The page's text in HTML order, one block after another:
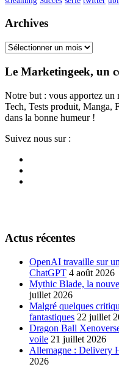
Archives
Archives
Le Marketingeek, un
Notre but : vous apportez un
Tech, Tests produit, Manga,
dans la bonne humeur !
Suivez nous sur :
Actus récentes
OpenAI travaille sur
ChatGPT 4 août 2026
Mythic Blade, la
juillet 2026
Malgré quelques
fantastiques 22 juillet
Dragon Ball
voile 21 juillet 2026
Allemagne : Delivery
2026